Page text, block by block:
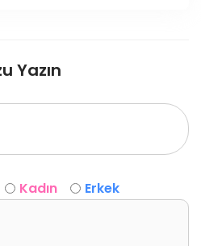
Yazın
Kadın Erkek